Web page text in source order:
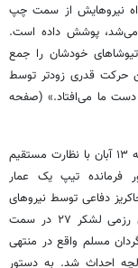
نیروهایش از سمت چپ
وصل می‌شد، پوشش داده است.
و کاتیوشاهای خودشان را جمع
حرکت قدری زودتر توسط
دست ما می‌افتاد.» (صفحه
صبح روز جمعه ۱۳ آبان با نظارت مستقیم
فرمانده تیپ یک عمار
دفاعی توسط نیروهای
واحد مهندسی رزمی لشکر ۲۷ در سمت
مسلم واقع در منتهی
احداث شد. به دستور